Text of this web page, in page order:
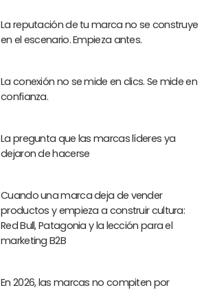
La reputación de tu marca no se construye
en el escenario. Empieza antes.
La conexión no se mide en clics. Se mide en
confianza.
La pregunta que las marcas líderes ya
dejaron de hacerse
Cuando una marca deja de vender
productos y empieza a construir cultura:
Red Bull, Patagonia y la lección para el
marketing B2B
En 2026, las marcas no compiten por